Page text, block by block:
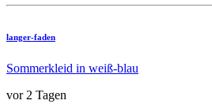
langer-faden
Sommerkleid in weiß-blau
vor 2 Tagen